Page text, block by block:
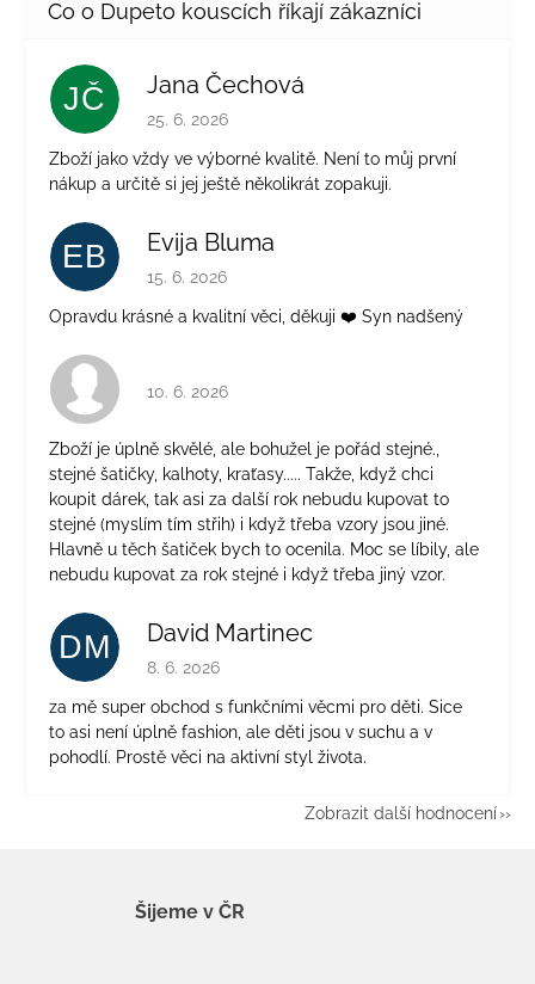
JČ Jana Čechová
Hodnocení obchodu je 5 z 5 hvězdiček.
25. 6. 2026
Zboží jako vždy ve výborné kvalitě. Není to můj první
nákup a určitě si jej ještě několikrát zopakuji.
EB Evija Bluma
Hodnocení obchodu je 5 z 5 hvězdiček.
15. 6. 2026
Opravdu krásné a kvalitní věci, děkuji ❤️ Syn nadšený
Hodnocení obchodu je 4 z 5 hvězdiček.
10. 6. 2026
Zboží je úplně skvělé, ale bohužel je pořád stejné.,
stejné šatičky, kalhoty, kraťasy..... Takže, když chci
koupit dárek, tak asi za další rok nebudu kupovat to
stejné (myslím tím střih) i když třeba vzory jsou jiné.
Hlavně u těch šatiček bych to ocenila. Moc se líbily, ale
nebudu kupovat za rok stejné i když třeba jiný vzor.
DM David Martinec
Hodnocení obchodu je 5 z 5 hvězdiček.
8. 6. 2026
za mě super obchod s funkčními věcmi pro děti. Sice
to asi není úplně fashion, ale děti jsou v suchu a v
pohodlí. Prostě věci na aktivní styl života.
Zobrazit další hodnocení
Šijeme v ČR